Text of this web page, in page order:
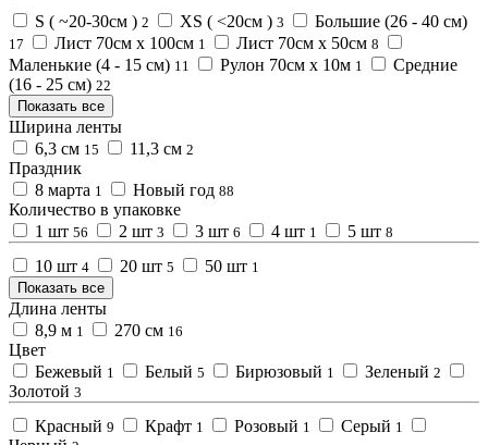
S ( ~20-30см ) 2 XS ( <20см ) 3 Большие (26 - 40 см)
17 Лист 70см х 100см 1 Лист 70см х 50см 8
Маленькие (4 - 15 см) 11 Рулон 70см х 10м 1
Средние
(16 - 25 см) 22
Показать все
Ширина ленты
6,3 см 15 11,3 см 2
Праздник
8 марта 1 Новый год 88
Количество в упаковке
1 шт 56 2 шт 3 3 шт 6 4 шт 1 5 шт 8
10 шт 4 20 шт 5 50 шт 1
Показать все
Длина ленты
8,9 м 1 270 см 16
Цвет
Бежевый 1 Белый 5 Бирюзовый 1 Зеленый 2
Золотой 3
Красный 9 Крафт 1 Розовый 1 Серый 1